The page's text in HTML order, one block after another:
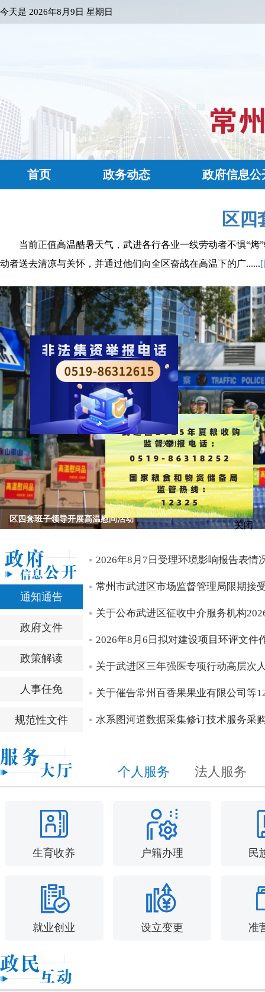
今天是 2026年8月9日 星期日
首页 政务动态 政府信息公
区四
当前正值高温酷暑天气，武进各行各业一线劳动者不惧“
动者送去清凉与关怀，并通过他们向全区奋战在高温下的广......[
null
全区服务业高质量发展会议召开 全力打造具有武进辨识度、
null
null
null
null
通知通告
政府文件
政策解读
人事任免
规范性文件
2026年8月7日受理环境影响报告表情
常州市武进区市场监督管理局限期接
关于公布武进区征收中介服务机构
2026年8月6日拟对建设项目环评文件
关于武进区三年强医专项行动高层次
关于催告常州百香果果业有限公司等
水系图河道数据采集修订技术服务采
个人服务 法人服务
生育收养 户籍办理 民
就业创业 设立变更 准
关闭
关闭